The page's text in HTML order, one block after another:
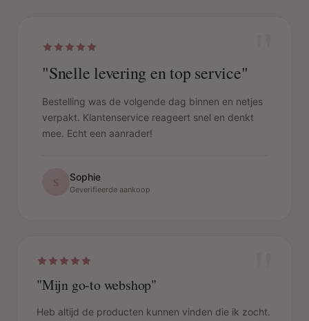
"Snelle levering en top service"
Bestelling was de volgende dag binnen en netjes
verpakt. Klantenservice reageert snel en denkt
mee. Echt een aanrader!
S Sophie
Geverifieerde aankoop
"Mijn go-to webshop"
Heb altijd de producten kunnen vinden die ik zocht.